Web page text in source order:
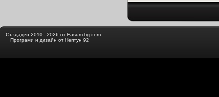
Създаден 2010 - 2026 от Easum-bg.com
Програми и дизайн от Нептун 92